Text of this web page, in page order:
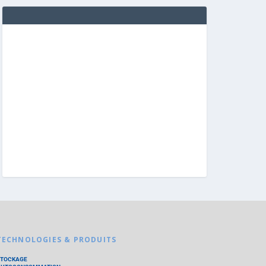
& PRODUITS